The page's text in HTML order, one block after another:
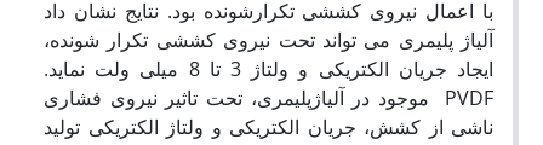
با اعمال نیروی کششی تکرارشونده بود. نتایج نشان داد
آلیاژ پلیمری می تواند تحت نیروی کششی تکرار شونده،
ایجاد جریان الکتریکی و ولتاژ 3 تا 8 میلی ولت نماید.
PVDF موجود در آلیاژپلیمری، تحت تاثیر نیروی فشاری
ناشی از کشش، جریان الکتریکی و ولتاژ الکتریکی تولید